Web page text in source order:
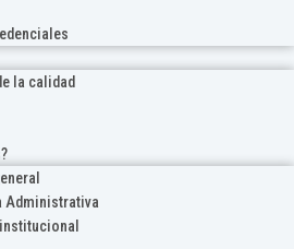
la calidad
Administrativa